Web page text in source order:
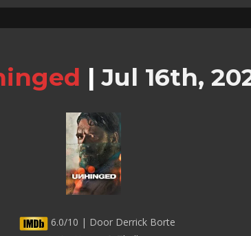
| Jul 16th,
6.0/10 | Door Derrick Borte